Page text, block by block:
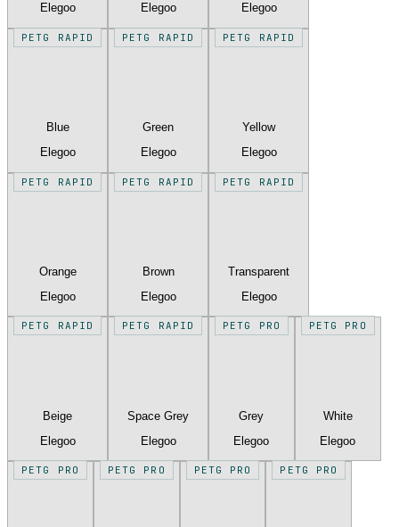
Elegoo
Elegoo
Elegoo
PETG RAPID
Blue
Elegoo
PETG RAPID
Green
Elegoo
PETG RAPID
Yellow
Elegoo
PETG RAPID
Orange
Elegoo
PETG RAPID
Brown
Elegoo
PETG RAPID
Transparent
Elegoo
PETG RAPID
Beige
Elegoo
PETG RAPID
Space Grey
Elegoo
PETG PRO
Grey
Elegoo
PETG PRO
White
Elegoo
PETG PRO PETG PRO PETG PRO PETG PRO